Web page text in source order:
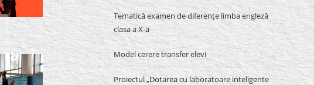
Tematică examen de diferențe limba engleză
clasa a X-a
Model cerere transfer elevi
Proiectul „Dotarea cu laboratoare inteligente